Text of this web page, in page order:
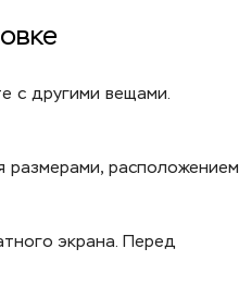
с другими вещами.
размерами, расположением
экрана. Перед